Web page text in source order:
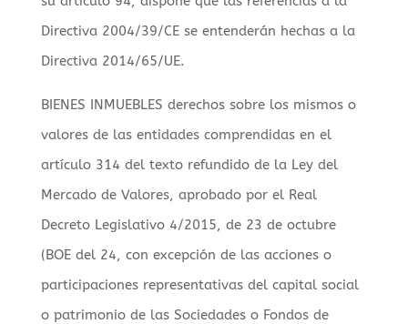
Directiva 2004/39/CE se entenderán hechas a la
Directiva 2014/65/UE.
BIENES INMUEBLES derechos sobre los mismos o
valores de las entidades comprendidas en el
artículo 314 del texto refundido de la Ley del
Mercado de Valores, aprobado por el Real
Decreto Legislativo 4/2015, de 23 de octubre
(BOE del 24, con excepción de las acciones o
participaciones representativas del capital social
o patrimonio de las Sociedades o Fondos de